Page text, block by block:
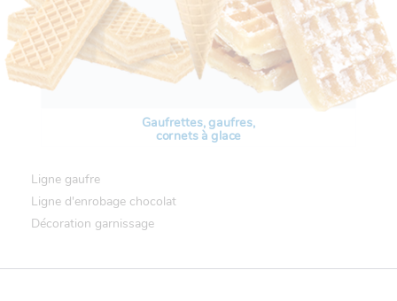
Gaufrettes, gaufres,
cornets à glace
Ligne gaufre
Ligne d'enrobage chocolat
Décoration garnissage